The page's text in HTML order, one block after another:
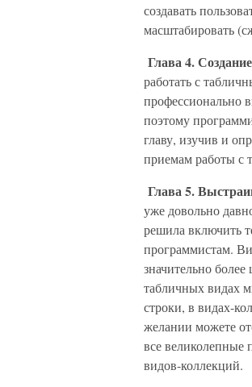
создавать
масштабировать
Глава 4.
работать с
профессионально
поэтому
главу, изучив и
приемам работы с
Глава 5.
уже довольно
решила включить
программистам.
значительно
табличных видах
строки, в видах-
желании можете
все великолепные
видов-коллекций.